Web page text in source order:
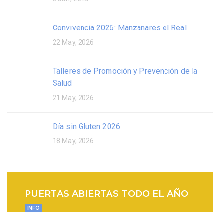
Convivencia 2026: Manzanares el Real
22 May, 2026
Talleres de Promoción y Prevención de la
Salud
21 May, 2026
Día sin Gluten 2026
18 May, 2026
PUERTAS ABIERTAS TODO EL AÑO
INFO